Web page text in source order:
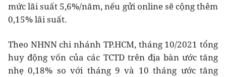
mức lãi suất 5,6%/năm, nếu gửi online sẽ cộng thêm
0,15% lãi suất.
Theo NHNN chi nhánh TP.HCM, tháng 10/2021 tổng
huy động vốn của các TCTD trên địa bàn ước tăng
nhẹ 0,18% so với tháng 9 và 10 tháng ước tăng